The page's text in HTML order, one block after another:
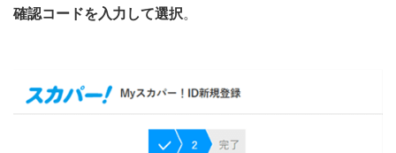
確認コードを入力して選択。